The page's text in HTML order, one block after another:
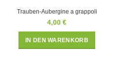
Trauben-Aubergine a grappoli
4,00 €
IN DEN WARENKORB